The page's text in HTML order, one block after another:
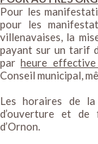
Pour les
pour les
villenavaises, la
payant sur un tarif
parheure effective
Conseil municipal,
Les horaires de
d’ouverture et de
d’Ornon.